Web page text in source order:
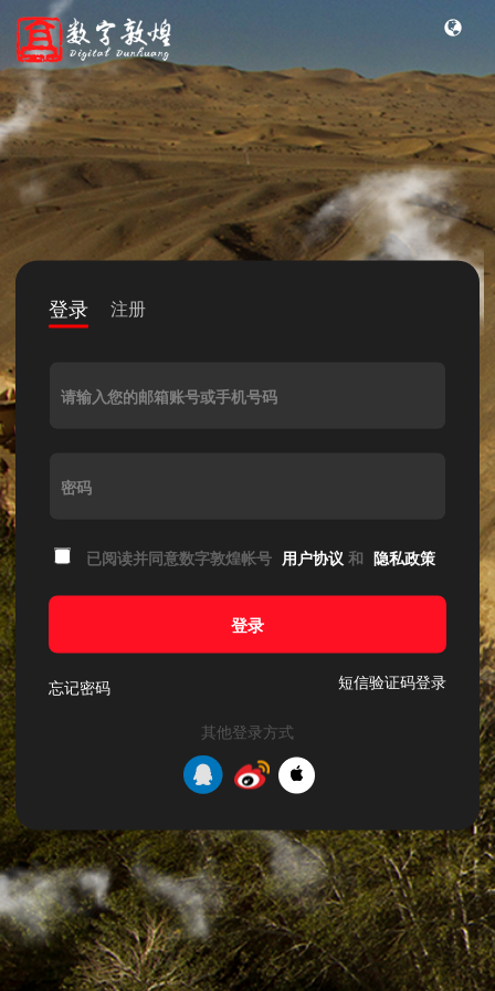
登录 注册
请输入您的邮箱账号或手机号码
密码
已阅读并同意数字敦煌帐号 用户协议 和 隐私政策
登录
忘记密码 短信验证码登录
其他登录方式